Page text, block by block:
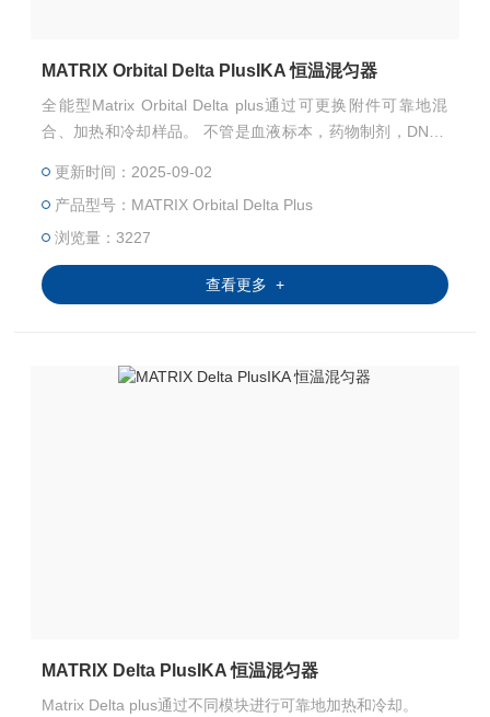
MATRIX Orbital Delta PlusIKA 恒温混匀器
全能型Matrix Orbital Delta plus通过可更换附件可靠地混
合、加热和冷却样品。 不管是血液标本，药物制剂，DNA /
用，都可以混合均匀，达到无交叉污染的优良混匀效果。
更新时间：2025-09-02
产品型号：MATRIX Orbital Delta Plus
浏览量：3227
查看更多 +
MATRIX Delta PlusIKA 恒温混匀器
Matrix Delta plus通过不同模块进行可靠地加热和冷却。